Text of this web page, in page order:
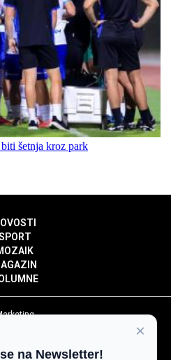
šetnja kroz park
×
na Newsletter!